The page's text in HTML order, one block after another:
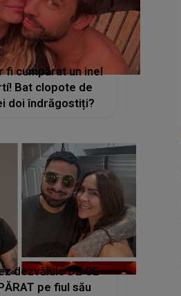
fi cumpărat un inel
Bat clopote de
doi îndrăgostiți?
dezvăluie DE CE
pe fiul său